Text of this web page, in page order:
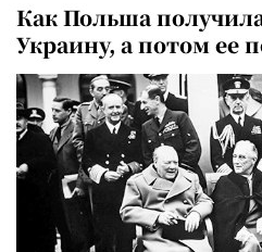
Как Польша
Украину, а потом ее